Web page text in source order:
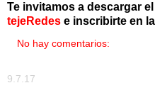
Te invitamos a descargar el
tejeRedes e inscribirte en la
No hay comentarios:
9.7.17